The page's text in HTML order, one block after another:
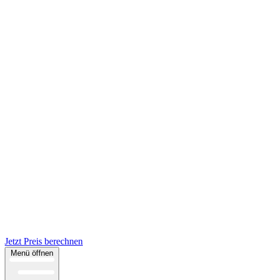
Jetzt Preis berechnen
Menü öffnen